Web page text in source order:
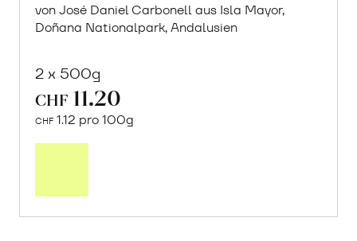
von José Daniel Carbonell aus Isla Mayor,
Doñana Nationalpark, Andalusien
2 x 500g
CHF 11.20
CHF 1.12 pro 100g